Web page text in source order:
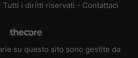
i diritti riservati - Contattaci
su questo sito sono gestite da